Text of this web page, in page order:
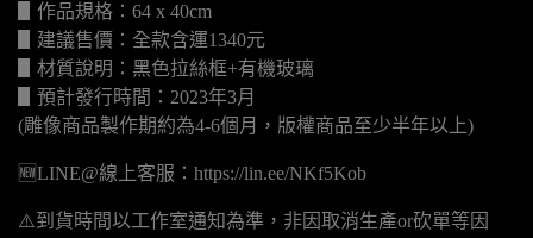
▋作品規格：64 x 40cm
▋建議售價：全款含運1340元
▋材質說明：黑色拉絲框+有機玻璃
▋預計發行時間：2023年3月
(雕像商品製作期約為4-6個月，版權商品至少半年以上)
🆕LINE@線上客服：https://lin.ee/NKf5Kob
⚠️到貨時間以工作室通知為準，非因取消生產or砍單等因